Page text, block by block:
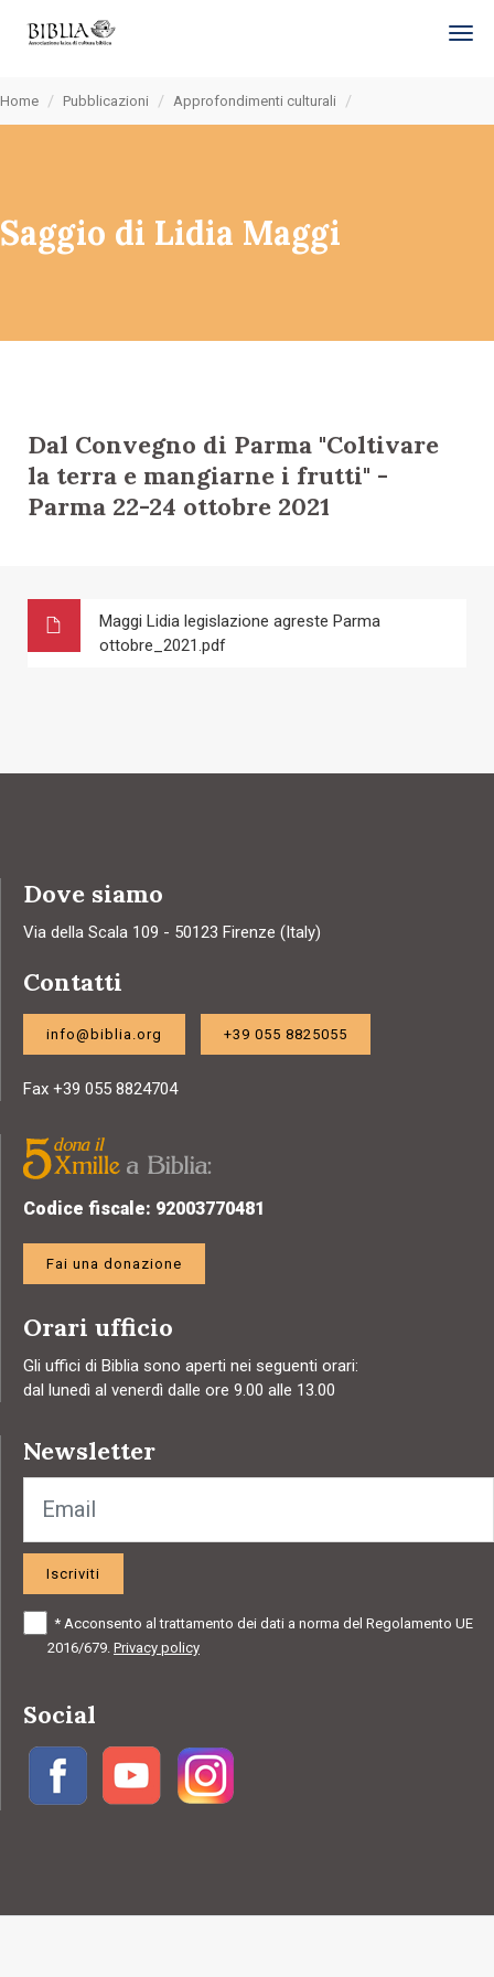
Home Pubblicazioni Approfondimenti culturali
Saggio di Lidia Maggi
Dal Convegno di Parma "Coltivare
la terra e mangiarne i frutti" -
Parma 22-24 ottobre 2021
Maggi Lidia legislazione agreste Parma
ottobre_2021.pdf
Dove siamo
Via della Scala 109 - 50123 Firenze (Italy)
Contatti
info@biblia.org +39 055 8825055
Fax +39 055 8824704
Codice fiscale: 92003770481
Fai una donazione
Orari ufficio
Gli uffici di Biblia sono aperti nei seguenti orari:
dal lunedì al venerdì dalle ore 9.00 alle 13.00
Newsletter
Iscriviti
* Acconsento al trattamento dei dati a norma del Regolamento UE
2016/679. Privacy policy
Social